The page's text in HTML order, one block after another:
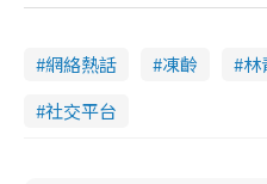
網絡熱話 凍齡 林
社交平台